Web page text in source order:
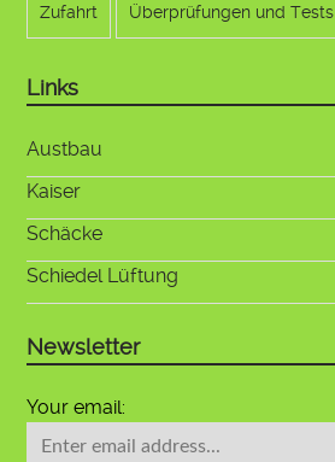
Zufahrt Überprüfungen und Tests
Links
Austbau
Kaiser
Schäcke
Schiedel Lüftung
Newsletter
Your email: